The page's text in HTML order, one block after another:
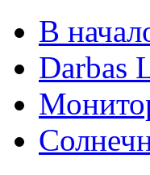
В
Darbas